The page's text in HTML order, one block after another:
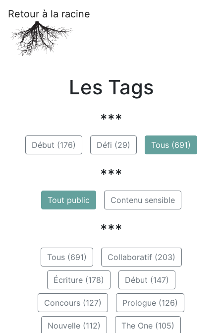
Retour à la racine
Les Tags
***
Début (176) Défi (29) Tous (691)
***
Tout public Contenu sensible
***
Tous (691) Collaboratif (203)
Écriture (178) Début (147)
Concours (127) Prologue (126)
Nouvelle (112) The One (105)